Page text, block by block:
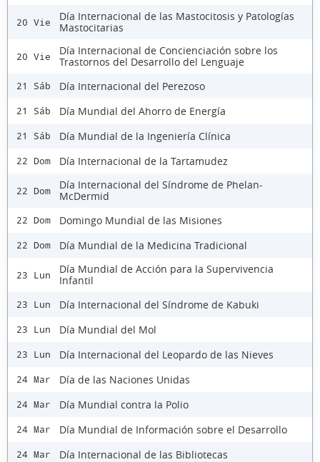
20 Vie
Día Internacional de las Mastocitosis y Patologías
Mastocitarias
20 Vie
Día Internacional de Concienciación sobre los
Trastornos del Desarrollo del Lenguaje
21 Sáb Día Internacional del Perezoso
21 Sáb Día Mundial del Ahorro de Energía
21 Sáb Día Mundial de la Ingeniería Clínica
22 Dom Día Internacional de la Tartamudez
22 Dom
Día Internacional del Síndrome de Phelan-
McDermid
22 Dom Domingo Mundial de las Misiones
22 Dom Día Mundial de la Medicina Tradicional
23 Lun
Día Mundial de Acción para la Supervivencia
Infantil
23 Lun Día Internacional del Síndrome de Kabuki
23 Lun Día Mundial del Mol
23 Lun Día Internacional del Leopardo de las Nieves
24 Mar Día de las Naciones Unidas
24 Mar Día Mundial contra la Polio
24 Mar Día Mundial de Información sobre el Desarrollo
24 Mar Día Internacional de las Bibliotecas